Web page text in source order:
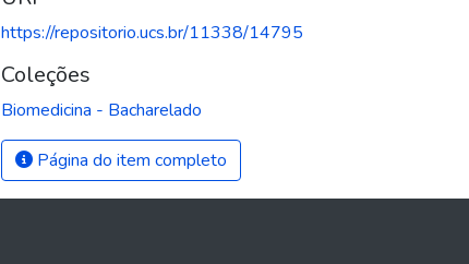
https://repositorio.ucs.br/11338/14795
Coleções
Biomedicina - Bacharelado
Página do item completo